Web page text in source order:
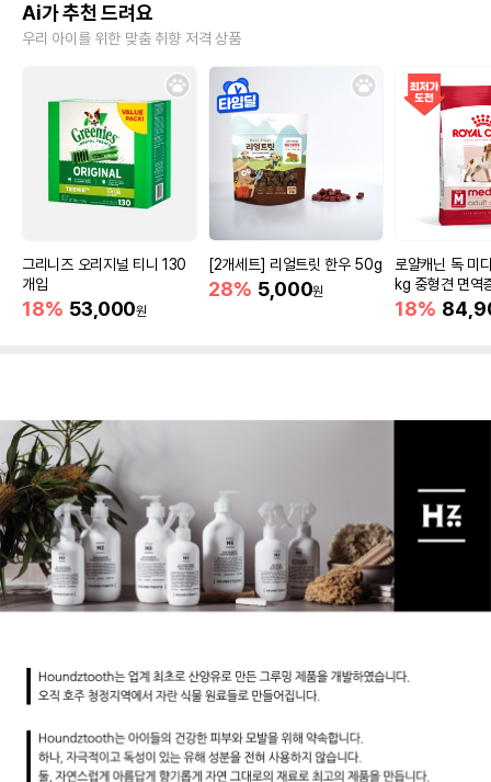
Ai가 추천 드려요
우리 아이를 위한 맞춤 취향 저격 상품
그리니즈 오리지널 티니 130
개입
18% 53,000원
[2개세트] 리얼트릿 한우 50g
28% 5,000원
로얄캐닌 독 미
kg 중형견 면역
18%